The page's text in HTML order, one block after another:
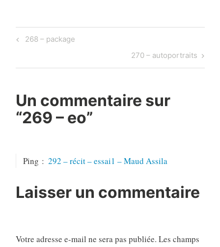
Navigation
Previous
268 – package
Next
Post
270 – autoportraits
Un commentaire sur
“269 – eo”
Ping : 292 – récit – essai1 – Maud Assila
Laisser un commentaire
Votre adresse e-mail ne sera pas publiée. Les champs